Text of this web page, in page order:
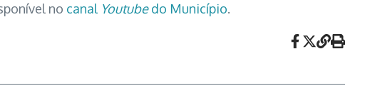
no canal Youtubedo Município.